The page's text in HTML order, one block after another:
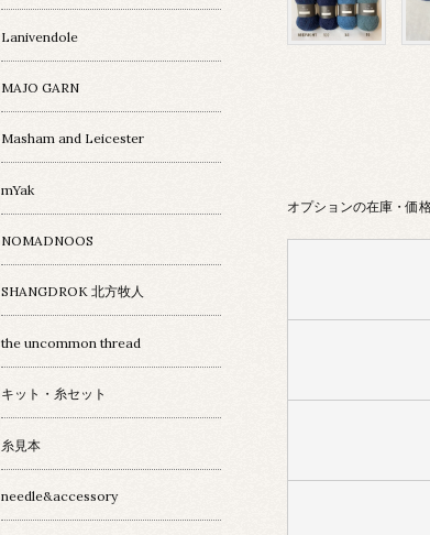
オプションの在庫・価
Lanivendole
MAJO GARN
Masham and Leicester
mYak
NOMADNOOS
SHANGDROK 北方牧人
the uncommon thread
キット・糸セット
糸見本
needle&accessory